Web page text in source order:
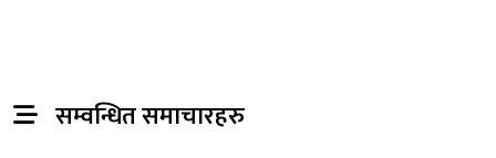
सम्वन्धित समाचारहरु